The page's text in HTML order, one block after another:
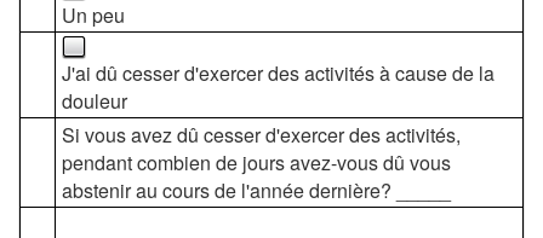
Un peu
J'ai dû cesser d'exercer des activités à cause de la
douleur
Si vous avez dû cesser d'exercer des activités,
pendant combien de jours avez-vous dû vous
abstenir au cours de l'année dernière? _____